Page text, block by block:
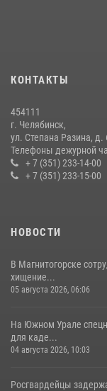
08 июля 2026, 12:05
КОНТАКТЫ
454111
г. Челябинск,
ул. Степана Разина, д.
Телефоны дежурной
+ 7 (351) 233-14-00
+ 7 (351) 233-15-00
НОВОСТИ
В Магнитогорске
хищение...
05 августа 2026, 06:06
На Южном Урале
для каде...
04 августа 2026, 10:03
Росгвардейцы